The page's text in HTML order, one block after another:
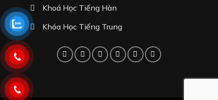
Khoá Học Tiếng Hàn
Khóa Học Tiếng Trung